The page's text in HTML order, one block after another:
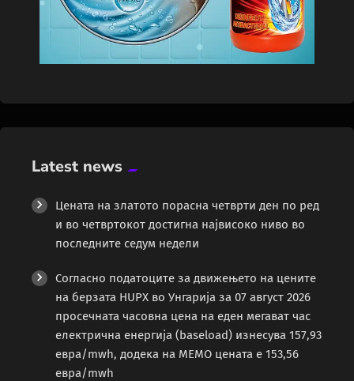
Latest news
Цената на златото порасна четврти ден по ред
и во четвртокот достигна највисоко ниво во
последните седум недели
Согласно податоците за движењето на цените
на берзата HUPX во Унгарија за 07 август 2026
просечната часовна цена на еден мегават час
електрична енергија (baseload) изнесува 157,93
евра/mwh, додека на MEMO цената е 153,56
евра/mwh